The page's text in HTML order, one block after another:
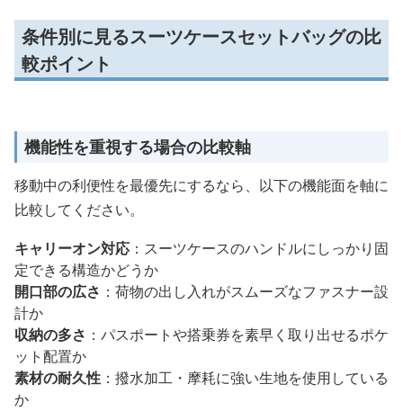
条件別に見るスーツケースセットバッグの比
較ポイント
機能性を重視する場合の比較軸
移動中の利便性を最優先にするなら、以下の機能面を軸に
比較してください。
キャリーオン対応 ：スーツケースのハンドルにしっかり固
定できる構造かどうか
開口部の広さ ：荷物の出し入れがスムーズなファスナー設
計か
収納の多さ ：パスポートや搭乗券を素早く取り出せるポケ
ット配置か
素材の耐久性 ：撥水加工・摩耗に強い生地を使用している
か